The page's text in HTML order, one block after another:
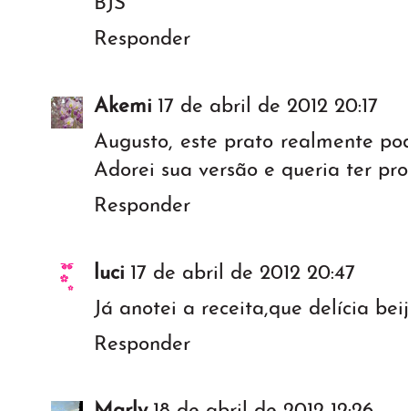
Responder
Akemi 17 de abril de 2012 20:17
Augusto, este prato realmente
Adorei sua versão e queria ter
Responder
luci 17 de abril de 2012 20:47
Já anotei a receita,que delícia
Responder